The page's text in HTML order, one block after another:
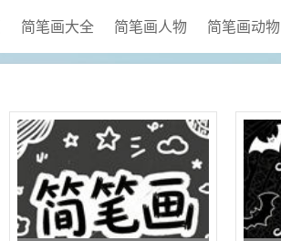
简笔画大全 简笔画人物 简笔画动物